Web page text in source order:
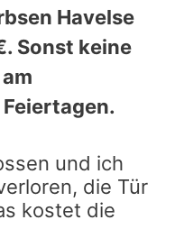
Havelse
Sonst keine
und ich
die Tür
kostet die